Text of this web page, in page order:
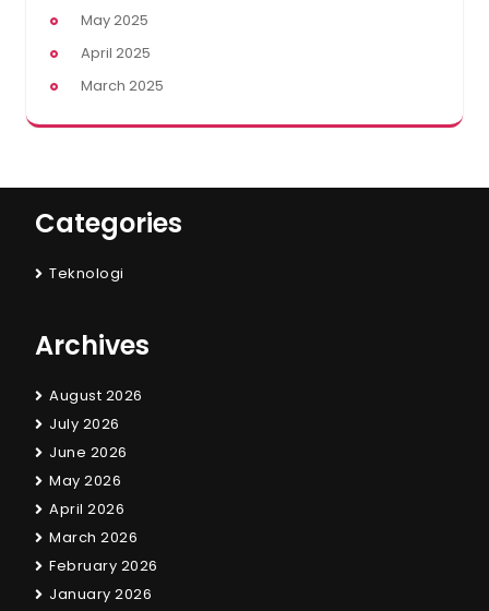
May 2025
April 2025
March 2025
Categories
Teknologi
Archives
August 2026
July 2026
June 2026
May 2026
April 2026
March 2026
February 2026
January 2026